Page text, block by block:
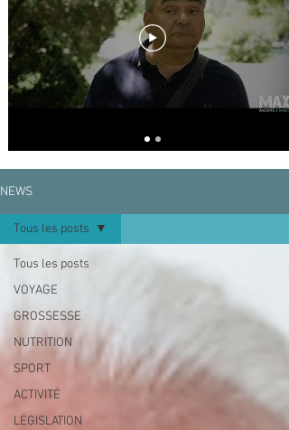
compliquées. Pour l'aider à changer son
mode de vie, les conseils d'une spécialiste
et de petites animations sont là pour avancer
pas à pas dans une vie meilleure et bien
plus confortable.
NEWS
Tous les posts
VOYAGE
GROSSESSE
NUTRITION
SPORT
ACTIVITÉ
LÉGISLATION
Tous les posts